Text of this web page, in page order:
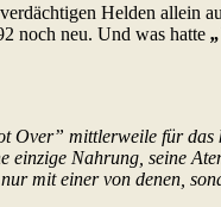
Helden allein
noch neu. Und was hatte
mittlerweile für das
einzige Nahrung, seine
mit einer von denen,